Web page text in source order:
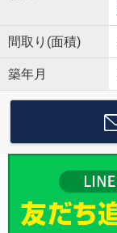
間取り(面積)
築年月